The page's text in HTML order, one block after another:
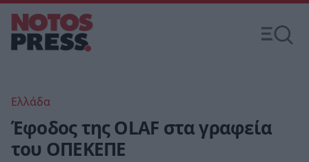
Ελλάδα
Έφοδος της OLAF στα γραφεία
του ΟΠΕΚΕΠΕ